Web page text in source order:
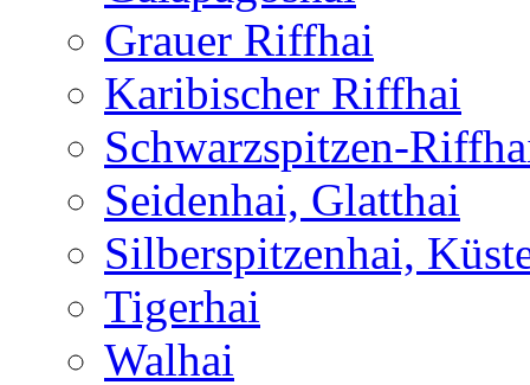
Grauer Riffhai
Karibischer Riffhai
Schwarzspitzen-
Seidenhai, Glatthai
Silberspitzenhai,
Tigerhai
Walhai